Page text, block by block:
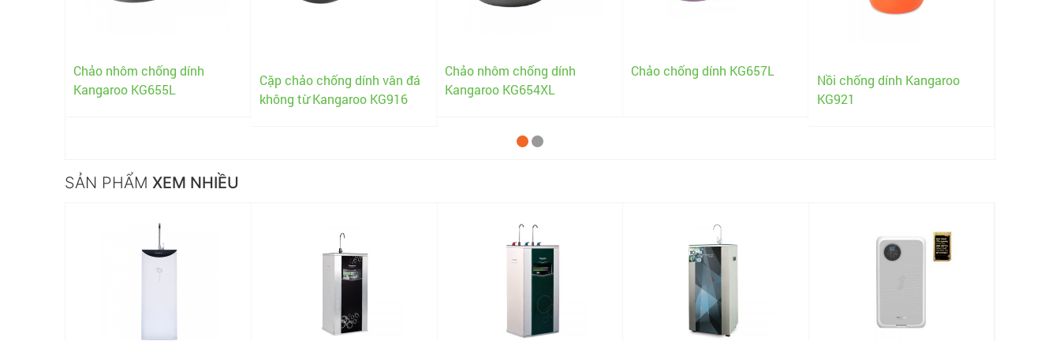
Chảo nhôm chống dính
Kangaroo KG655L
Cặp chảo chống dính vân đá
không từ Kangaroo KG916
Chảo nhôm chống dính
Kangaroo KG654XL
Chảo chống dính KG657L
Nồi chống dính Kangaroo
KG921
SẢN PHẨM XEM NHIỀU